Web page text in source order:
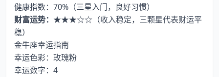
健康指数：70%（三星入门，良好习惯）
财富运势： ★★★☆☆（收入稳定，三颗星代表财运平
稳）
金牛座幸运指南
幸运色彩：玫瑰粉
幸运数字：4